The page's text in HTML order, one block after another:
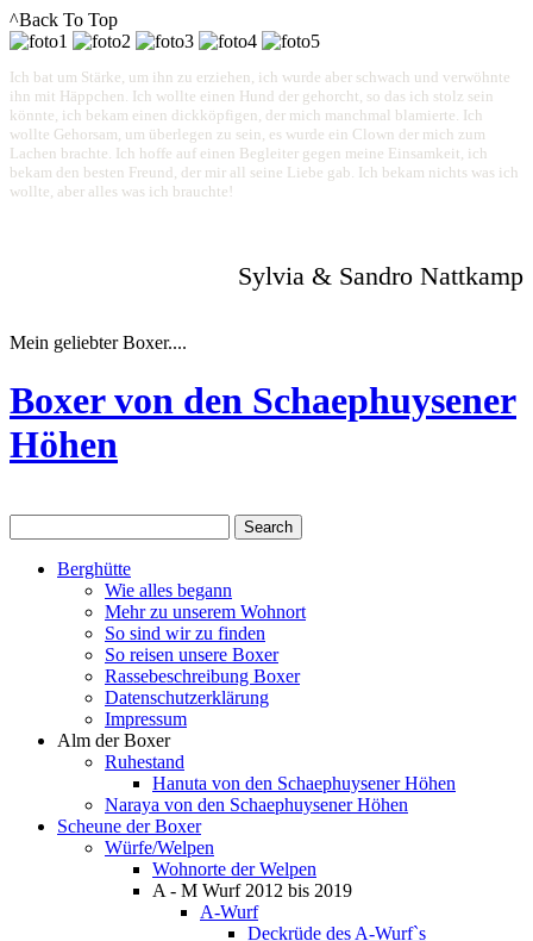
^Back To Top
Ich bat um Stärke, um ihn zu erziehen, ich wurde aber schwach und verwöhnte
ihn mit Häppchen. Ich wollte einen Hund der gehorcht, so das ich stolz sein
könnte, ich bekam einen dickköpfigen, der mich manchmal blamierte. Ich
wollte Gehorsam, um überlegen zu sein, es wurde ein Clown der mich zum
Lachen brachte. Ich hoffe auf einen Begleiter gegen meine Einsamkeit, ich
bekam den besten Freund, der mir all seine Liebe gab. Ich bekam nichts was ich
wollte, aber alles was ich brauchte!
Sylvia & Sandro Nattkamp
Mein geliebter Boxer....
Boxer von den Schaephuysener
Höhen
Berghütte
Wie alles begann
Mehr zu unserem Wohnort
So sind wir zu finden
So reisen unsere Boxer
Rassebeschreibung Boxer
Datenschutzerklärung
Impressum
Alm der Boxer
Ruhestand
Hanuta von den Schaephuysener Höhen
Naraya von den Schaephuysener Höhen
Scheune der Boxer
Würfe/Welpen
Wohnorte der Welpen
A - M Wurf 2012 bis 2019
A-Wurf
Deckrüde des A-Wurf`s